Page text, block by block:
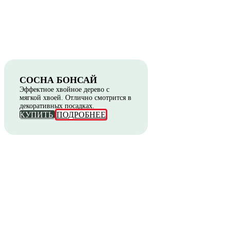
СОСНА БОНСАЙ
Эффектное хвойное дерево с
мягкой хвоей. Отлично смотрится в
декоративных посадках.
КУПИТЬ ПОДРОБНЕЕ